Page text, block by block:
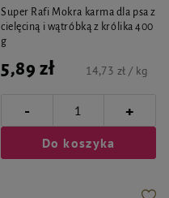
Super Rafi Mokra karma dla psa z
cielęciną i wątróbką z królika 400
g
5,89 zł 14,73 zł / kg
- +
Do koszyka